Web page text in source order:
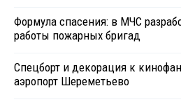
Формула спасения: в МЧС
работы пожарных бригад
Спецборт и декорация к
аэропорт Шереметьево